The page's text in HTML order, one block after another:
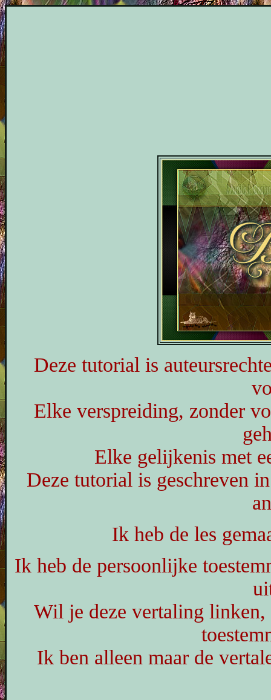
Deze tutorial is
Elke verspreiding, zonder
Elke gelijkenis met
Deze tutorial is geschreven
Ik heb de les
Ik heb de persoonlijke
Wil je deze vertaling
Ik ben alleen maar de